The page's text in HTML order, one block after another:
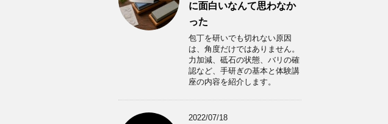
に面白いなんて思わなか
った
包丁を研いでも切れない原因
は、角度だけではありません。
力加減、砥石の状態、バリの確
認など、手研ぎの基本と体験講
座の内容を紹介します。
2022/07/18